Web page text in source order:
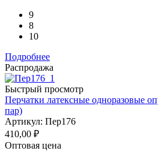
9
8
10
Подробнее
Распродажа
Быстрый просмотр
Перчатки латексные одноразовые
пар)
Артикул: Пер176
410,00 ₽
Оптовая цена